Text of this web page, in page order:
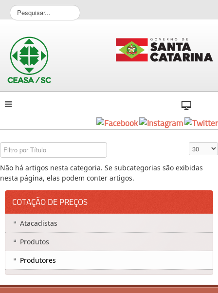
P
e
u
i
s
a
.
Filtro por Título Exibir #
Não há artigos nesta categoria. Se subcategorias são exibidas
nesta página, elas podem conter artigos.
COTAÇÃO DE PREÇOS
Atacadistas
Produtos
Produtores